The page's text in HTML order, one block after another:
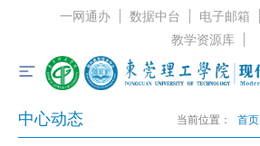
一网通办 数据中台 电子邮箱
教学资源库
首页
中心动态 当前位置： 首页